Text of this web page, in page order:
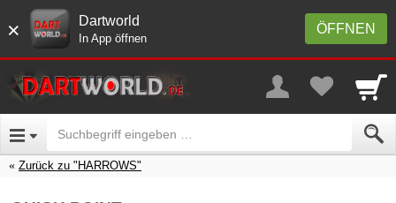
× ÖFFNEN
Dartworld
In App öffnen
Zurück zu "HARROWS"